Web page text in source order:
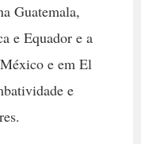
Guatemala,
e Equador e a
e em El
e